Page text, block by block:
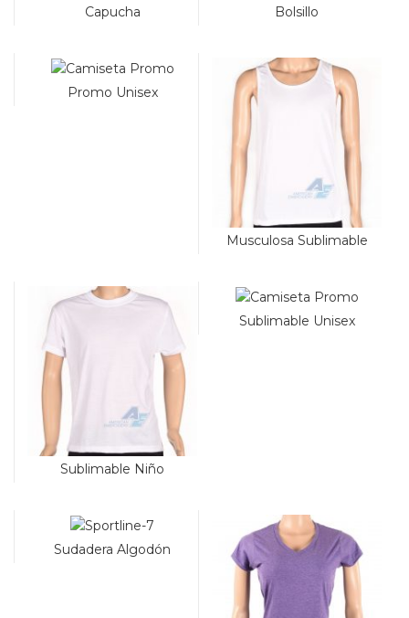
Capucha
Bolsillo
Promo Unisex
Musculosa Sublimable
Sublimable Niño
Sublimable Unisex
Sudadera Algodón